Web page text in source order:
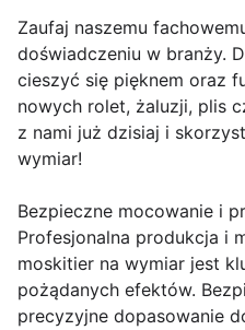
Zaufaj naszemu
doświadczeniu w branży.
cieszyć się pięknem oraz
nowych rolet, żaluzji, plis
z nami już dzisiaj i
wymiar!
Bezpieczne mocowanie i
Profesjonalna produkcja i
moskitier na wymiar jest
pożądanych efektów.
precyzyjne dopasowanie